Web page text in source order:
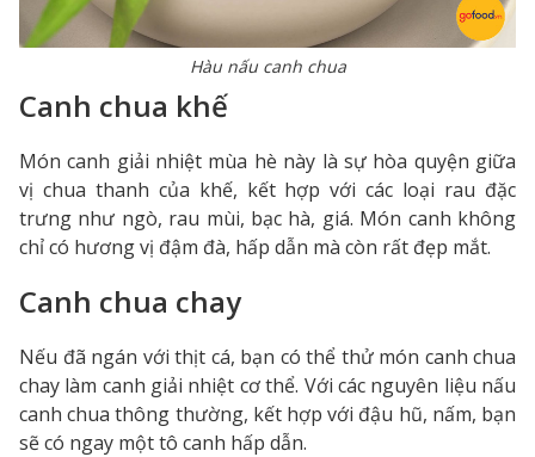
Hàu nấu canh chua
Canh chua khế
Món canh giải nhiệt mùa hè này là sự hòa quyện giữa
vị chua thanh của khế, kết hợp với các loại rau đặc
trưng như ngò, rau mùi, bạc hà, giá. Món canh không
chỉ có hương vị đậm đà, hấp dẫn mà còn rất đẹp mắt.
Canh chua chay
Nếu đã ngán với thịt cá, bạn có thể thử món canh chua
chay làm canh giải nhiệt cơ thể. Với các nguyên liệu nấu
canh chua thông thường, kết hợp với đậu hũ, nấm, bạn
sẽ có ngay một tô canh hấp dẫn.